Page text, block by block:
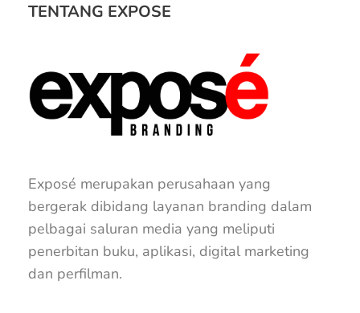
TENTANG EXPOSE
Exposé merupakan perusahaan yang
bergerak dibidang layanan branding dalam
pelbagai saluran media yang meliputi
penerbitan buku, aplikasi, digital marketing
dan perfilman.